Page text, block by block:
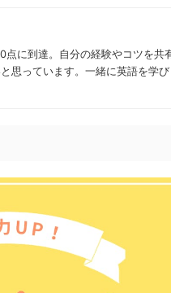
に到達。自分の経験やコツを共
思っています。一緒に英語を学び